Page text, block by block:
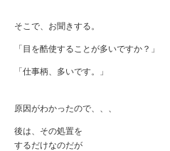
そこで、お聞きする。
「目を酷使することが多いですか？」
「仕事柄、多いです。」
原因がわかったので、、、
後は、その処置を
するだけなのだが